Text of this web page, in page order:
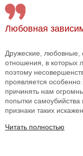
Любовная
Дружеские, любовные,
отношения, в которых
поэтому
проявляется
причинять нам
попытки
признаки таких
Читать полностью